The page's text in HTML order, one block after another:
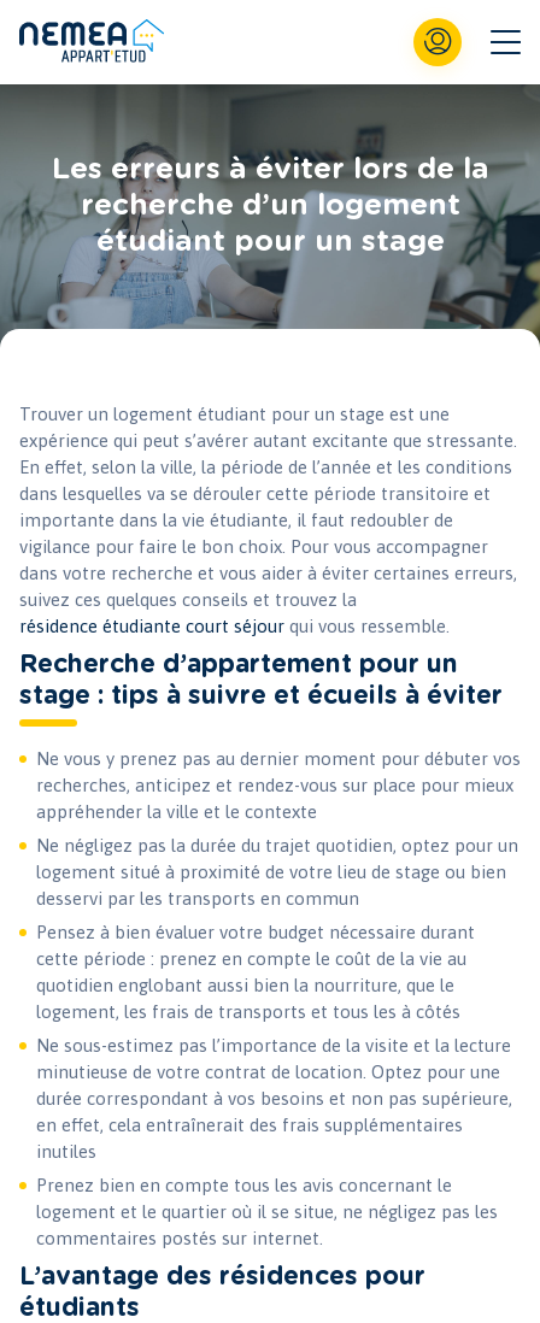
Les erreurs à éviter lors de la
recherche d’un logement
étudiant pour un stage
Trouver un logement étudiant pour un stage est une
expérience qui peut s’avérer autant excitante que stressante.
En effet, selon la ville, la période de l’année et les conditions
dans lesquelles va se dérouler cette période transitoire et
importante dans la vie étudiante, il faut redoubler de
vigilance pour faire le bon choix. Pour vous accompagner
dans votre recherche et vous aider à éviter certaines erreurs,
suivez ces quelques conseils et trouvez la
résidence étudiante court séjour qui vous ressemble.
Recherche d’appartement pour un
stage : tips à suivre et écueils à éviter
Ne vous y prenez pas au dernier moment pour débuter vos
recherches, anticipez et rendez-vous sur place pour mieux
appréhender la ville et le contexte
Ne négligez pas la durée du trajet quotidien, optez pour un
logement situé à proximité de votre lieu de stage ou bien
desservi par les transports en commun
Pensez à bien évaluer votre budget nécessaire durant
cette période : prenez en compte le coût de la vie au
quotidien englobant aussi bien la nourriture, que le
logement, les frais de transports et tous les à côtés
Ne sous-estimez pas l’importance de la visite et la lecture
minutieuse de votre contrat de location. Optez pour une
durée correspondant à vos besoins et non pas supérieure,
en effet, cela entraînerait des frais supplémentaires
inutiles
Prenez bien en compte tous les avis concernant le
logement et le quartier où il se situe, ne négligez pas les
commentaires postés sur internet.
L’avantage des résidences pour
étudiants